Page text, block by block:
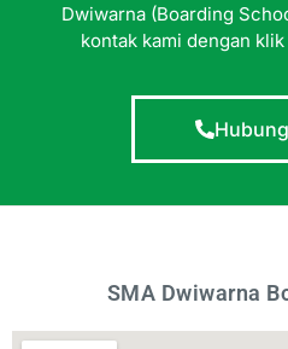
Dwiwarna (Boarding
kontak kami dengan
SMA Dwiwarna